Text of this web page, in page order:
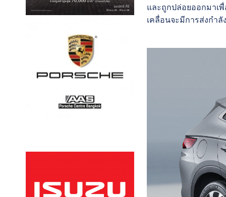
และถูกปล่อยออกมาเ
เคลื่อนจะมีการส่งกำ